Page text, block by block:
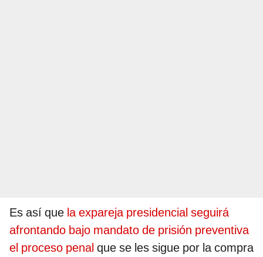
Es así que la expareja presidencial seguirá
afrontando bajo mandato de prisión preventiva
el proceso penal que se les sigue por la compra